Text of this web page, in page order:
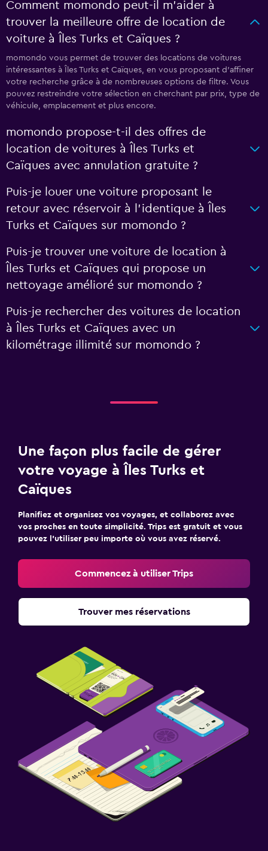
Comment momondo peut-il m’aider à
trouver la meilleure offre de location de
voiture à Îles Turks et Caïques ?
momondo vous permet de trouver des locations de voitures
intéressantes à Îles Turks et Caïques, en vous proposant d'affiner
votre recherche grâce à de nombreuses options de filtre. Vous
pouvez restreindre votre sélection en cherchant par prix, type de
véhicule, emplacement et plus encore.
momondo propose-t-il des offres de
location de voitures à Îles Turks et
Caïques avec annulation gratuite ?
Puis-je louer une voiture proposant le
retour avec réservoir à l’identique à Îles
Turks et Caïques sur momondo ?
Puis-je trouver une voiture de location à
Îles Turks et Caïques qui propose un
nettoyage amélioré sur momondo ?
Puis-je rechercher des voitures de location
à Îles Turks et Caïques avec un
kilométrage illimité sur momondo ?
Une façon plus facile de gérer
votre voyage à Îles Turks et
Caïques
Planifiez et organisez vos voyages, et collaborez avec
vos proches en toute simplicité. Trips est gratuit et vous
pouvez l’utiliser peu importe où vous avez réservé.
Commencez à utiliser Trips
Trouver mes réservations